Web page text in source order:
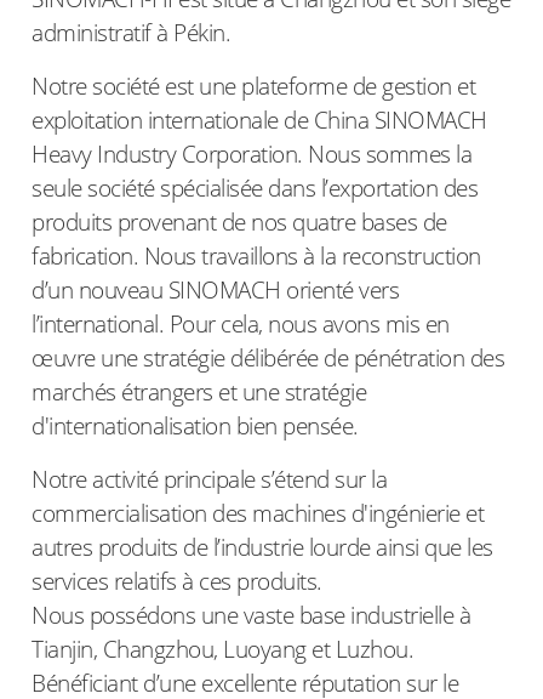
administratif à Pékin.
Notre société est une plateforme de gestion et
exploitation internationale de China SINOMACH
Heavy Industry Corporation. Nous sommes la
seule société spécialisée dans l’exportation des
produits provenant de nos quatre bases de
fabrication. Nous travaillons à la reconstruction
d’un nouveau SINOMACH orienté vers
l’international. Pour cela, nous avons mis en
œuvre une stratégie délibérée de pénétration des
marchés étrangers et une stratégie
d'internationalisation bien pensée.
Notre activité principale s’étend sur la
commercialisation des machines d'ingénierie et
autres produits de l’industrie lourde ainsi que les
services relatifs à ces produits.
Nous possédons une vaste base industrielle à
Tianjin, Changzhou, Luoyang et Luzhou.
Bénéficiant d’une excellente réputation sur le